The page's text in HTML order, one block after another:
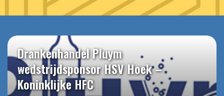
Drankenhandel Pluym
wedstrijdsponsor HSV Hoek –
Koninklijke HFC